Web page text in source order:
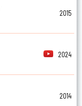
2015
2024
2014